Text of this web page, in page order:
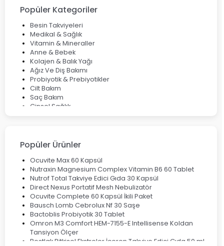
Çözüm Yolları
Bocavirüs Enfeksiyonu Hakkında Bilmeniz Gerekenler
Deep Flex Topraklama Matı Nedir? Detaylı Rehber
Mumiyo Nedir? Faydaları ve Kullanım Alanları Nelerdir?
Popüler Kategoriler
Besin Takviyeleri
Medikal & Sağlık
Vitamin & Mineraller
Anne & Bebek
Kolajen & Balık Yağı
Ağız Ve Diş Bakımı
Probiyotik & Prebiyotikler
Cilt Bakım
Saç Bakım
Cinsel Sağlık
Popüler Ürünler
Ocuvite Max 60 Kapsül
Nutraxin Magnesium Complex Vitamin B6 60 Tablet
Nutrof Total Takviye Edici Gıda 30 Kapsül
Direct Nexus Portatif Mesh Nebulizatör
Ocuvite Complete 60 Kapsül İkili Paket
Bausch Lomb Cebrolux Nf 30 Saşe
Bactoblis Probiyotik 30 Tablet
Omron M3 Comfort HEM-7155-E Intellisense Koldan
Tansiyon Ölçer
Bestlak Bitkisel Ekstreler İçeren Takviye Edici Gıda 50 ml